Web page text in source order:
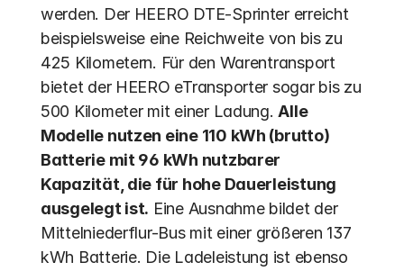
werden. Der HEERO DTE-Sprinter erreicht
beispielsweise eine Reichweite von bis zu
425 Kilometern. Für den Warentransport
bietet der HEERO eTransporter sogar bis zu
500 Kilometer mit einer Ladung. Alle
Modelle nutzen eine 110 kWh (brutto)
Batterie mit 96 kWh nutzbarer
Kapazität, die für hohe Dauerleistung
ausgelegt ist. Eine Ausnahme bildet der
Mittelniederflur-Bus mit einer größeren 137
kWh Batterie. Die Ladeleistung ist ebenso